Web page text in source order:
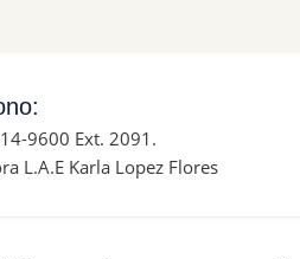
9600 Ext. 2091.
L.A.E Karla Lopez Flores